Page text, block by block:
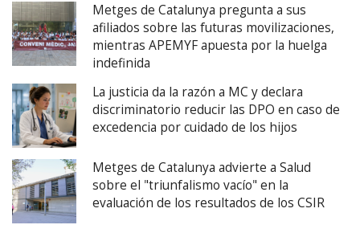
Metges de Catalunya pregunta a sus
afiliados sobre las futuras movilizaciones,
mientras APEMYF apuesta por la huelga
indefinida
La justicia da la razón a MC y declara
discriminatorio reducir las DPO en caso de
excedencia por cuidado de los hijos
Metges de Catalunya advierte a Salud
sobre el "triunfalismo vacío" en la
evaluación de los resultados de los CSIR